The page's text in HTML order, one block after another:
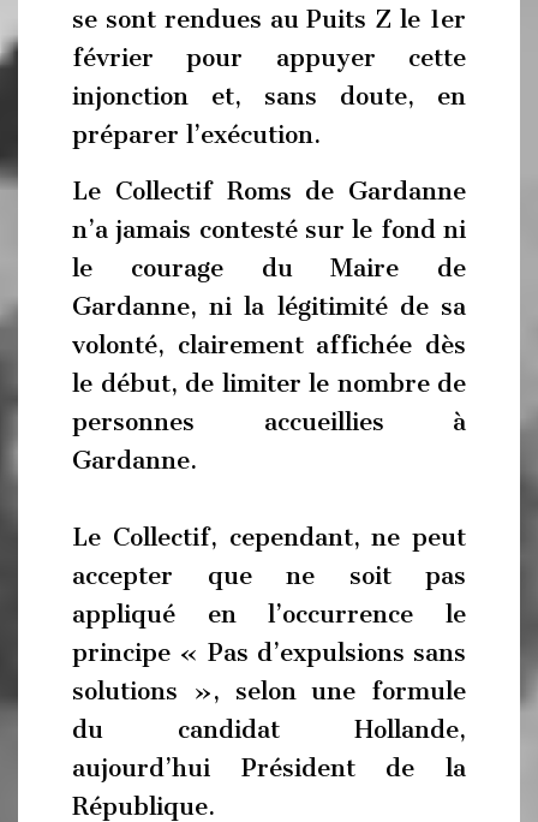
se sont rendues au Puits Z le 1er
février pour appuyer cette
injonction et, sans doute, en
préparer l’exécution.
Le Collectif Roms de Gardanne
n’a jamais contesté sur le fond ni
le courage du Maire de
Gardanne, ni la légitimité de sa
volonté, clairement affichée dès
le début, de limiter le nombre de
personnes accueillies à
Gardanne.
Le Collectif, cependant, ne peut
accepter que ne soit pas
appliqué en l’occurrence le
principe « Pas d’expulsions sans
solutions », selon une formule
du candidat Hollande,
aujourd’hui Président de la
République.